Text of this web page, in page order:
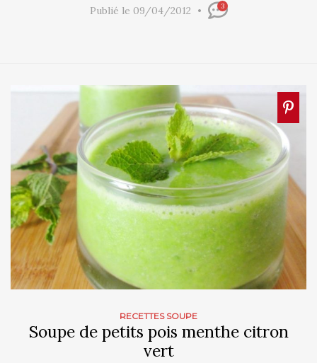
Publié le 09/04/2012 3
RECETTES SOUPE
Soupe de petits pois menthe citron
vert